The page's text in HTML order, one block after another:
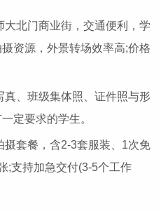
北门商业街，交通便利，学
资源，外景转场效率高;价格
、班级集体照、证件照与形
定要求的学生。
套餐，含2-3套服装、1次免
;支持加急交付(3-5个工作